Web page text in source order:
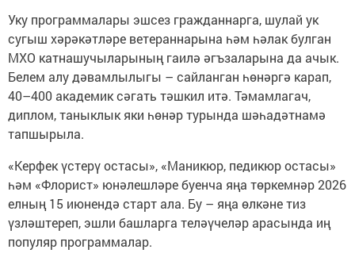
Уку программалары эшсез гражданнарга, шулай ук
сугыш хәрәкәтләре ветераннарына һәм һәлак булган
МХО катнашучыларының гаилә әгъзаларына да ачык.
Белем алу дәвамлылыгы – сайланган һөнәргә карап,
40–400 академик сәгать тәшкил итә. Тәмамлагач,
диплом, таныклык яки һөнәр турында шәһадәтнамә
тапшырыла.
«Керфек үстерү остасы», «Маникюр, педикюр остасы»
һәм «Флорист» юнәлешләре буенча яңа төркемнәр 2026
елның 15 июнендә старт ала. Бу – яңа өлкәне тиз
үзләштереп, эшли башларга теләүчеләр арасында иң
популяр программалар.